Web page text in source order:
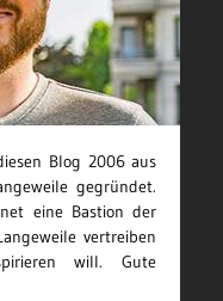
Blog 2006 aus
gegründet.
eine Bastion der
vertreiben
will. Gute